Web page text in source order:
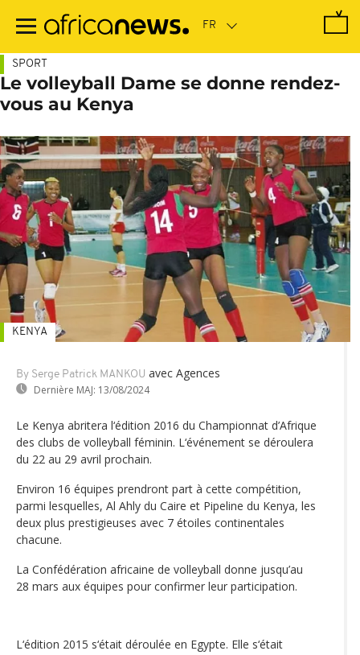
contenu
SPORT
Le volleyball Dame se donne rendez-
vous au Kenya
By Serge Patrick MANKOU avec Agences
Dernière MAJ: 13/08/2024
KENYA
Le Kenya abritera l‘édition 2016 du Championnat d’Afrique
des clubs de volleyball féminin. L‘événement se déroulera
du 22 au 29 avril prochain.
Environ 16 équipes prendront part à cette compétition,
parmi lesquelles, Al Ahly du Caire et Pipeline du Kenya, les
deux plus prestigieuses avec 7 étoiles continentales
chacune.
La Confédération africaine de volleyball donne jusqu’au
28 mars aux équipes pour confirmer leur participation.
L‘édition 2015 s‘était déroulée en Egypte. Elle s‘était